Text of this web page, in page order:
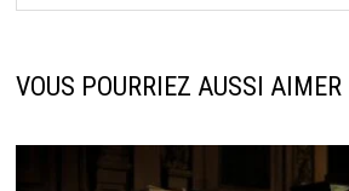
VOUS POURRIEZ AUSSI AIMER